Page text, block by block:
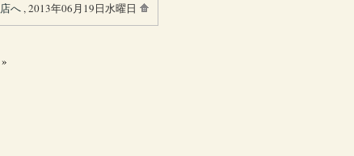
へ, 2013年06月19日水曜日
»